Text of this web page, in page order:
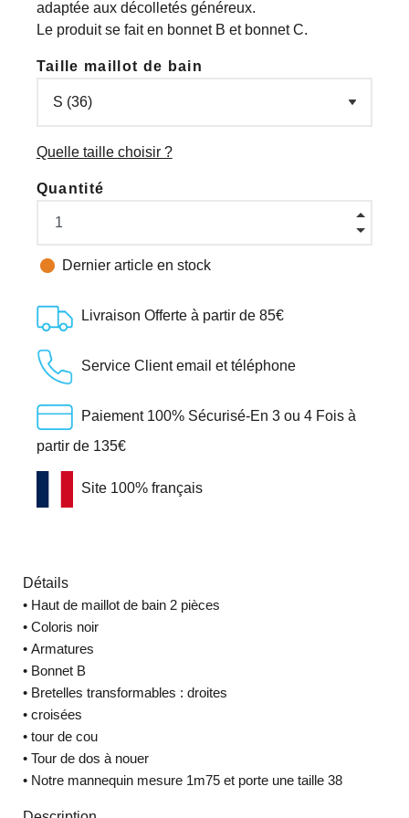
adaptée aux décolletés généreux.
Le produit se fait en bonnet B et bonnet C.
Taille maillot de bain
Quelle taille choisir ?
Quantité
 Dernier article en stock
Livraison Offerte à partir de 85€
Service Client email et téléphone
Paiement 100% Sécurisé-En 3 ou 4 Fois à
partir de 135€
Site 100% français
Détails
• Haut de maillot de bain 2 pièces
• Coloris noir
• Armatures
• Bonnet B
• Bretelles transformables : droites
• croisées
• tour de cou
• Tour de dos à nouer
• Notre mannequin mesure 1m75 et porte une taille 38